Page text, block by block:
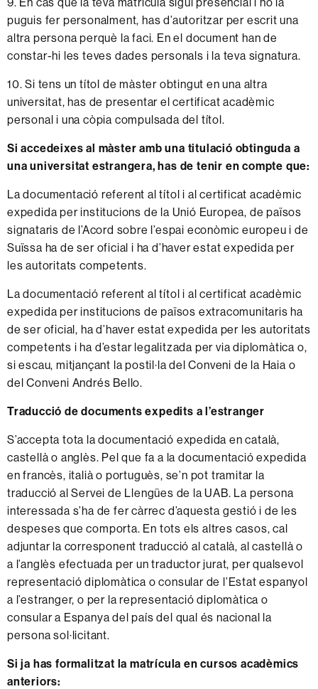
puguis fer personalment, has d’autoritzar per escrit una
altra persona perquè la faci. En el document han de
constar-hi les teves dades personals i la teva signatura.
10. Si tens un títol de màster obtingut en una altra
universitat, has de presentar el certificat acadèmic
personal i una còpia compulsada del títol.
Si accedeixes al màster amb una titulació obtinguda a
una universitat estrangera, has de tenir en compte que:
La documentació referent al títol i al certificat acadèmic
expedida per institucions de la Unió Europea, de països
signataris de l’Acord sobre l’espai econòmic europeu i de
Suïssa ha de ser oficial i ha d’haver estat expedida per
les autoritats competents.
La documentació referent al títol i al certificat acadèmic
expedida per institucions de països extracomunitaris ha
de ser oficial, ha d’haver estat expedida per les autoritats
competents i ha d’estar legalitzada per via diplomàtica o,
si escau, mitjançant la postil·la del Conveni de la Haia o
del Conveni Andrés Bello.
Traducció de documents expedits a l’estranger
S’accepta tota la documentació expedida en català,
castellà o anglès. Pel que fa a la documentació expedida
en francès, italià o portuguès, se’n pot tramitar la
traducció al Servei de Llengües de la UAB. La persona
interessada s’ha de fer càrrec d’aquesta gestió i de les
despeses que comporta. En tots els altres casos, cal
adjuntar la corresponent traducció al català, al castellà o
a l’anglès efectuada per un traductor jurat, per qualsevol
representació diplomàtica o consular de l’Estat espanyol
a l’estranger, o per la representació diplomàtica o
consular a Espanya del país del qual és nacional la
persona sol·licitant.
Si ja has formalitzat la matrícula en cursos acadèmics
anteriors: